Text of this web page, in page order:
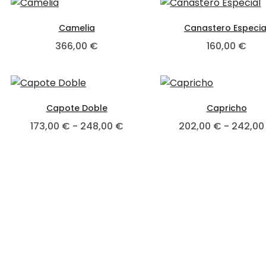
Este producto tiene múltiples
Camelia
366,00 €
Canastero
160,00 €
Este producto tiene múltiples
Capote Doble
173,00 € - 248,00 €Rango de precios: desde
Capricho
202,00 € - 242,00